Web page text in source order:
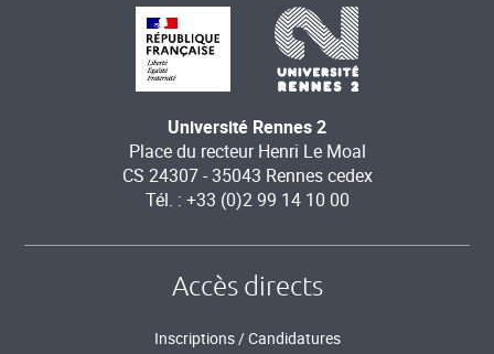
Université Rennes 2
Place du recteur Henri Le Moal
CS 24307 - 35043 Rennes cedex
Tél. : +33 (0)2 99 14 10 00
Accès directs
Inscriptions / Candidatures